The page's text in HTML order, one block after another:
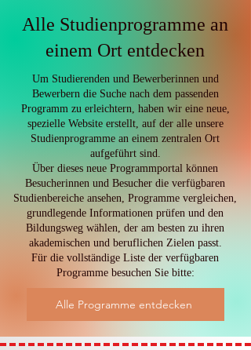
Neue Forschung zur
Klassifizierungsgenauigkeit
Alle Studienprogramme an
einem Ort entdecken
Um Studierenden und Bewerberinnen und
Bewerbern die Suche nach dem passenden
Programm zu erleichtern, haben wir eine neue,
spezielle Website erstellt, auf der alle unsere
Studienprogramme an einem zentralen Ort
aufgeführt sind.
Über dieses neue Programmportal können
Besucherinnen und Besucher die verfügbaren
Studienbereiche ansehen, Programme vergleichen,
grundlegende Informationen prüfen und den
Bildungsweg wählen, der am besten zu ihren
akademischen und beruflichen Zielen passt.
Für die vollständige Liste der verfügbaren
Programme besuchen Sie bitte:
Alle Programme entdecken